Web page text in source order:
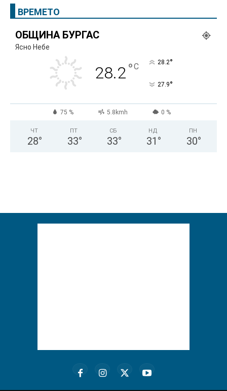
ВРЕМЕТО
ОБЩИНА БУРГАС
Ясно Небе
28.2°C 28.2°
27.9°
75 % 5.8kmh 0 %
ЧТ
28°
ПТ
33°
СБ
33°
НД
31 °
ПН
30°